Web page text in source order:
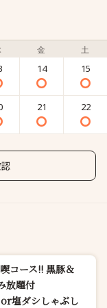
金 土
14 15
21 22
ース!! 黒豚＆
放題付
シしゃぶし